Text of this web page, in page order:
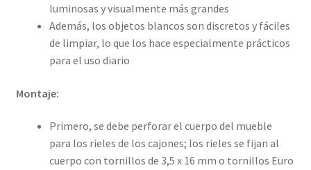
luminosas y visualmente más grandes
Además, los objetos blancos son discretos y fáciles
de limpiar, lo que los hace especialmente prácticos
para el uso diario
Montaje:
Primero, se debe perforar el cuerpo del mueble
para los rieles de los cajones; los rieles se fijan al
cuerpo con tornillos de 3,5 x 16 mm o tornillos Euro